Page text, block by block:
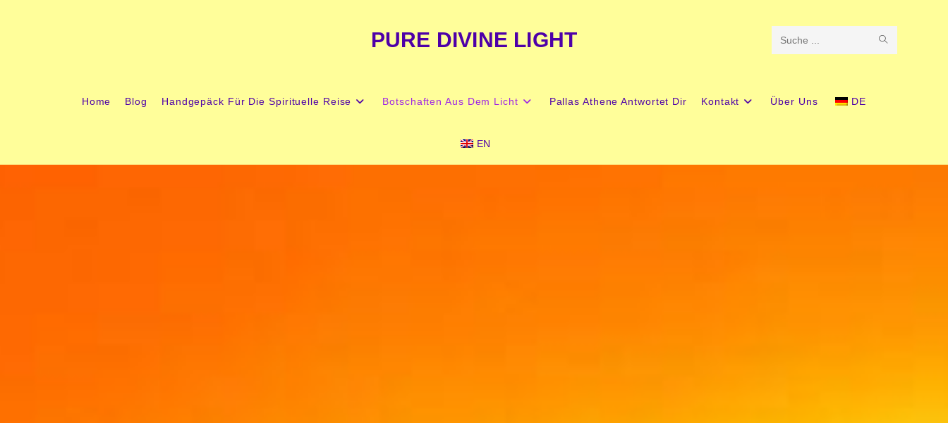
PURE DIVINE LIGHT Diese
durchsuchen
Home Blog Handgepäck Für Die Spirituelle Reise Botschaften Aus Dem Licht Pallas Athene Antwortet Dir Kontakt Über Uns DE
EN